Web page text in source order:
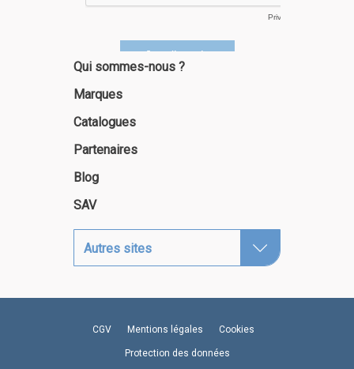
Qui sommes-nous ?
Marques
Catalogues
Partenaires
Blog
SAV
Autres sites
CGV Mentions légales Cookies
Protection des données